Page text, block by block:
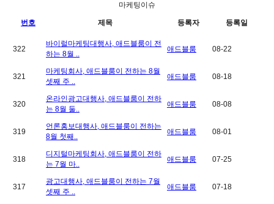
마케팅이슈
번호 제목 등록자 등록일
322
바이럴마케팅대행사, 애드블룸이 전
하는 8월 ..
애드블룸 08-22
321
마케팅회사, 애드블룸이 전하는 8월
셋째 주 ..
애드블룸 08-18
320
온라인광고대행사, 애드블룸이 전하
는 8월 둘..
애드블룸 08-08
319
언론홍보대행사, 애드블룸이 전하는
8월 첫째..
애드블룸 08-01
318
디지털마케팅회사, 애드블룸이 전하
는 7월 마..
애드블룸 07-25
317
광고대행사, 애드블룸이 전하는 7월
셋째 주 ..
애드블룸 07-18